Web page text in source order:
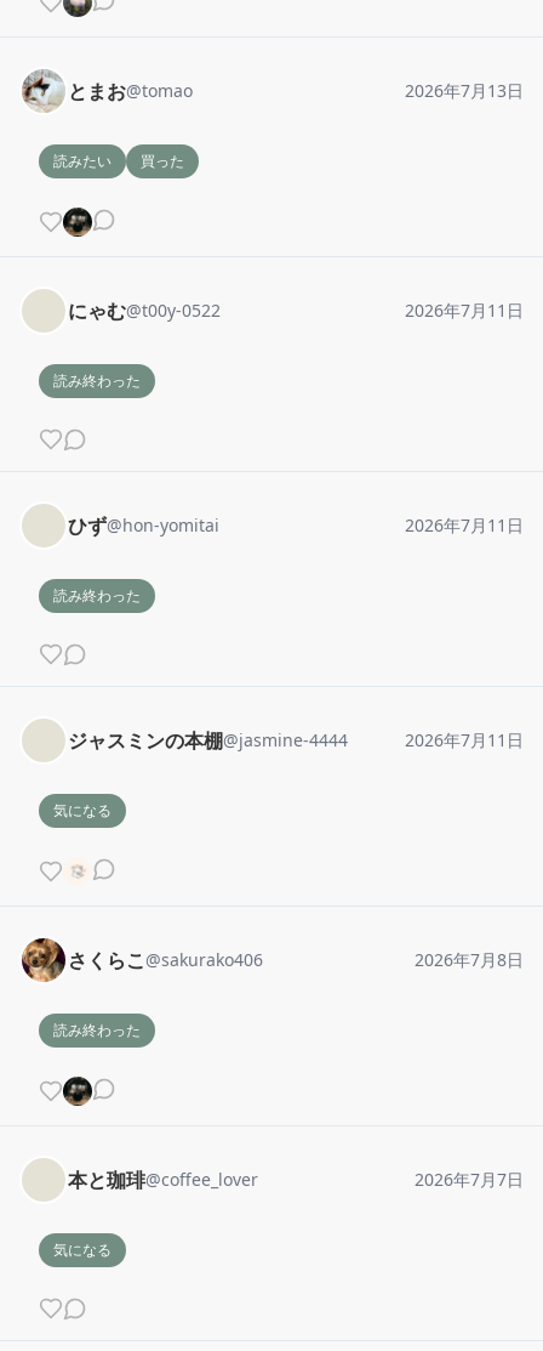
とまお@tomao 2026年7月13日
読みたい 買った
にゃむ@t00y-0522 2026年7月11日
読み終わった
ひず@hon-yomitai 2026年7月11日
読み終わった
ジャスミンの本棚@jasmine-4444 2026年7月11日
気になる
さくらこ@sakurako406 2026年7月8日
読み終わった
本と珈琲@coffee_lover 2026年7月7日
気になる